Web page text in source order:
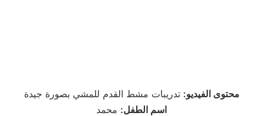
محتوى الفيديو: تدريبات مشط القدم للمشي بصورة جيدة
اسم الطفل: محمد